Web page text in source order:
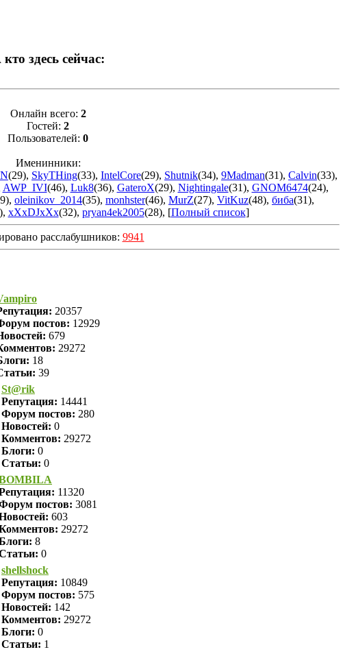
здесь сейчас:
Онлайн всего: 2
Гостей: 2
Пользователей: 0
Именинники:
(29), SkyTHing(33), IntelCore(29), Shutnik(34), 9Madman(31), Calvin(33),
AWP_IVI(46), Luk8(36), GateroX(29), Nightingale(31), GNOM6474(24),
, oleinikov_2014(35), monhster(46), MurZ(27), VitKuz(48), биба(31),
, xXxDJxXx(32), pryan4ek2005(28), [Полный список]
расслабушников: 9941
20357
постов: 12929
679
29272
18
39
St@rik
Репутация: 14441
Форум постов: 280
Новостей: 0
Комментов: 29272
Блоги: 0
Статьи: 0
11320
постов: 3081
603
29272
8
0
shellshock
Репутация: 10849
Форум постов: 575
Новостей: 142
Комментов: 29272
Блоги: 0
Статьи: 1